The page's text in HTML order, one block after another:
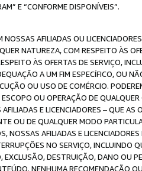
E “CONFORME DISPONÍVEIS”.
AFILIADAS OU
NATUREZA, COM RESPEITO ÀS
ÀS OFERTAS DE SERVIÇO,
A UM FIM ESPECÍFICO, OU
OU USO DE COMÉRCIO.
OU OPERAÇÃO DE
E LICENCIADORES – QUE
OU DE QUALQUER MODO
NOSSAS AFILIADAS E
NO SERVIÇO, INCLUINDO
DESTRUIÇÃO, DANO OU
NENHUMA RECOMENDAÇÃO